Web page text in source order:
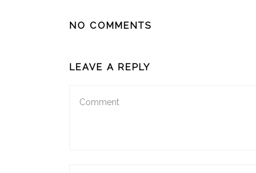
NO COMMENTS
LEAVE A REPLY